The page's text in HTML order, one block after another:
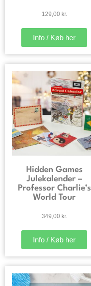
129,00 kr.
Info / Køb her
Hidden Games
Julekalender –
Professor Charlie’s
World Tour
349,00 kr.
Info / Køb her